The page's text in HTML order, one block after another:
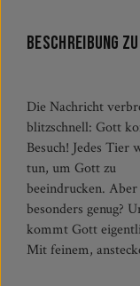
Beschreibung
Die Nachricht
blitzschnell: Gott
Besuch! Jedes Tier
tun, um Gott zu
beeindrucken.
besonders genug?
kommt Gott
Mit feinem,